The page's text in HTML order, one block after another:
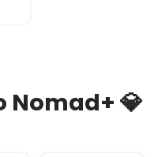
Nomad+ 💎